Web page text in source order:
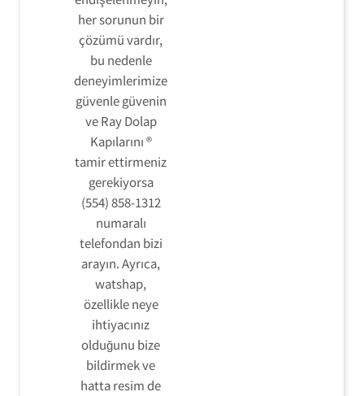
her sorunun bir
çözümü vardır,
bu nedenle
deneyimlerimize
güvenle güvenin
ve Ray Dolap
Kapılarını ®
tamir ettirmeniz
gerekiyorsa
(554) 858-1312
numaralı
telefondan bizi
arayın. Ayrıca,
watshap,
özellikle neye
ihtiyacınız
olduğunu bize
bildirmek ve
hatta resim de